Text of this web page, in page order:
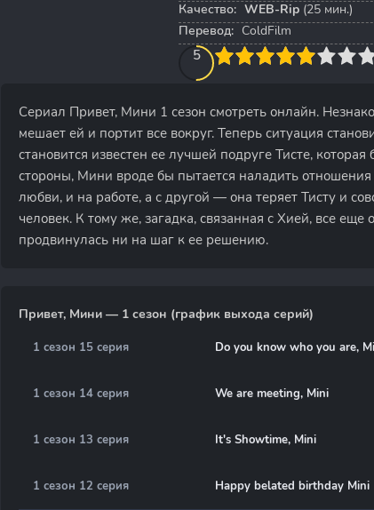
Качество: WEB-Rip (25 мин.)
Перевод: ColdFilm
5
4 5 6 7 8 9 10
Сериал Привет, Мини 1 сезон смотреть онлайн.
мешает ей и портит все вокруг. Теперь ситуация
становится известен ее лучшей подруге Тисте,
стороны, Мини вроде бы пытается наладить
любви, и на работе, а с другой — она теряет Тисту и
человек. К тому же, загадка, связанная с Хией, все
продвинулась ни на шаг к ее решению.
Привет, Мини — 1 сезон (график выхода серий)
1 сезон 15 серия Do you know who you are,
1 сезон 14 серия We are meeting, Mini
1 сезон 13 серия It's Showtime, Mini
1 сезон 12 серия Happy belated birthday Mini